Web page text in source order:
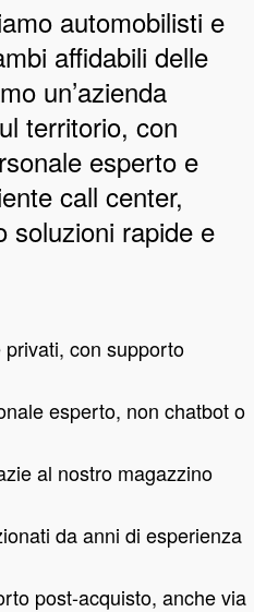
automobilisti e
affidabili delle
un’azienda
territorio, con
esperto e
call center,
soluzioni rapide e
con supporto
esperto, non chatbot o
al nostro magazzino
da anni di esperienza
post-acquisto, anche via